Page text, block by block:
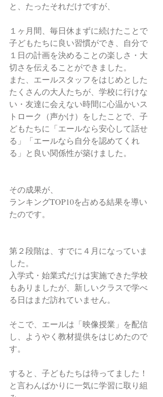
と、たったそれだけですが、
１ヶ月間、毎日休まずに続けたことで
子どもたちに良い習慣ができ、自分で
１日の計画を決めることの楽しさ・大
切さを伝えることができました。
また、エールスタッフをはじめとした
たくさんの大人たちが、学校に行けな
い・友達に会えない時間に心温かいス
トローク（声かけ）をしたことで、子
どもたちに「エールなら安心して話せ
る」「エールなら自分を認めてくれ
る」と良い関係性が築けました。
その成果が、
ランキングTOP10を占める結果を導い
たのです。
第２段階は、すでに４月になっていま
した。
入学式・始業式だけは実施できた学校
もありましたが、新しいクラスで学べ
る日はまだ訪れていません。
そこで、エールは「映像授業」を配信
し、ようやく教材提供をはじめたので
す。
すると、子どもたちは待ってました！
と言わんばかりに一気に学習に取り組